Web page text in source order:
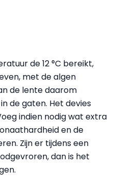
de 12 °C bereikt,
met de algen
de lente daarom
de gaten. Het devies
indien nodig wat extra
en de
Zijn er tijdens een
dan is het